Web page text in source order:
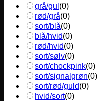
grå/gul (0)
rød/grå(0)
sort/blå(0)
blå/hvid(0)
rød/hvid(0)
sort/sølv(0)
sort/chockpink(0)
sort/signalgrøn(0)
sort/rød/guld(0)
hvid/sort(0)